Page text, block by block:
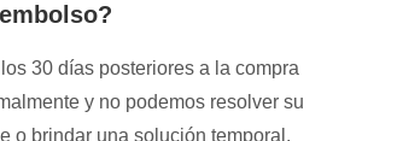
30 días posteriores a la compra
y no podemos resolver su
o brindar una solución temporal.